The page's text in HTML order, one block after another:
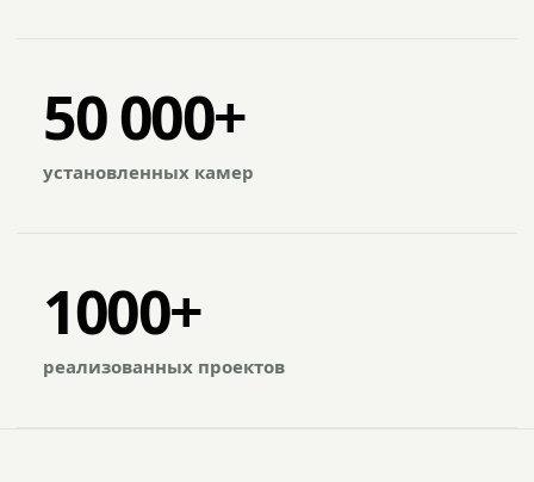
50 000+
установленных камер
1000+
реализованных проектов